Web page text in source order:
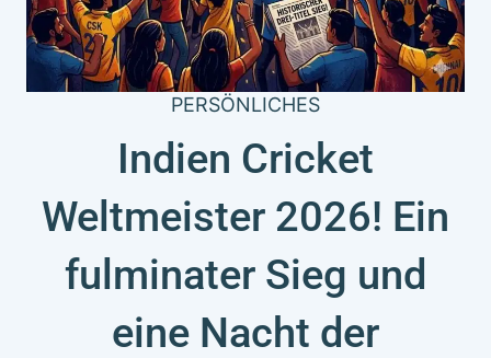
PERSÖNLICHES
Indien Cricket
Weltmeister 2026! Ein
fulminater Sieg und
eine Nacht der